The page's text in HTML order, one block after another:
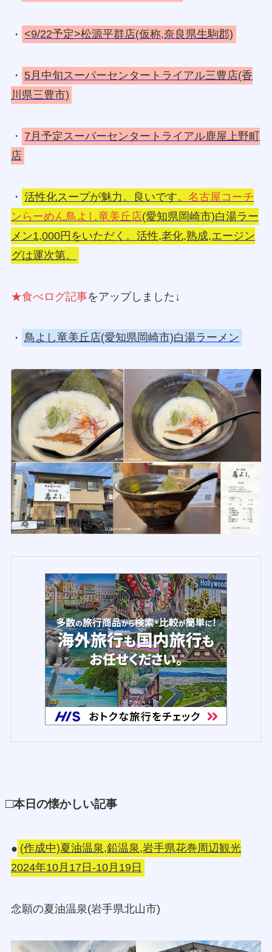
・ <9/22予定>松源平群店(仮称,奈良県生駒郡)
・ 5月中旬スーパーセンタートライアル三豊店(香
川県三豊市)
・ 7月予定スーパーセンタートライアル鹿屋上野町
店
・ 活性化スープが魅力。良いです。名古屋コーチ
ンらーめん鳥よし竜美丘店(愛知県岡崎市)白湯ラー
メン1,000円をいただく。活性,老化,熟成,エージン
グは運次第。
★食べログ記事をアップしました↓
・ 鳥よし竜美丘店(愛知県岡崎市)白湯ラーメン
□本日の懐かしい記事
● (作成中)夏油温泉,鉛温泉,岩手県花巻周辺観光
2024年10月17日-10月19日
念願の夏油温泉(岩手県北山市)